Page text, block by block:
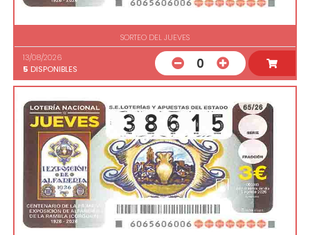
SORTEO DEL JUEVES
13/08/2026
5 DISPONIBLES 0